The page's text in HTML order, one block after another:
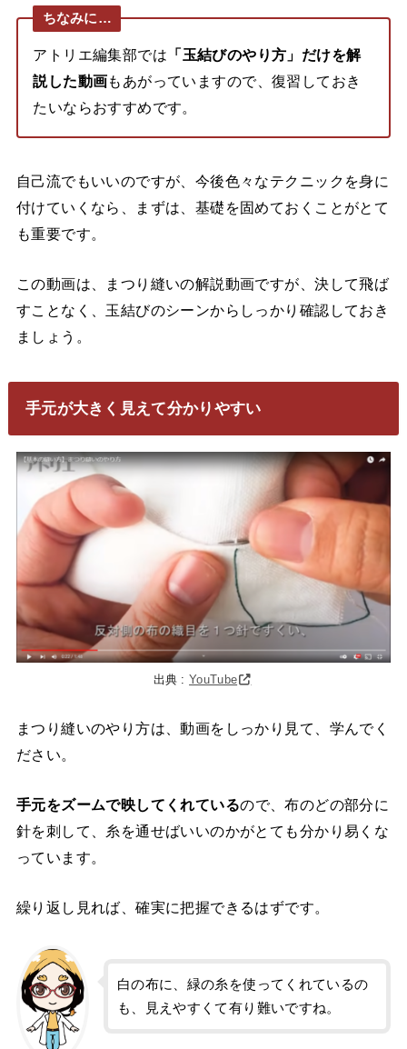
ちなみに…
アトリエ編集部では 「玉結びのやり方」だけを解
説した動画もあがっていますので、復習しておき
たいならおすすめです。
自己流でもいいのですが、今後色々なテクニックを身に
付けていくなら、まずは、基礎を固めておくことがとて
も重要です。
この動画は、まつり縫いの解説動画ですが、決して飛ば
すことなく、玉結びのシーンからしっかり確認しておき
ましょう。
手元が大きく見えて分かりやすい
出典 :YouTube
まつり縫いのやり方は、動画をしっかり見て、学んでく
ださい。
手元をズームで映してくれているので、布のどの部分に
針を刺して、糸を通せばいいのかがとても分かり易くな
っています。
繰り返し見れば、確実に把握できるはずです。
白の布に、緑の糸を使ってくれているの
も、見えやすくて有り難いですね。